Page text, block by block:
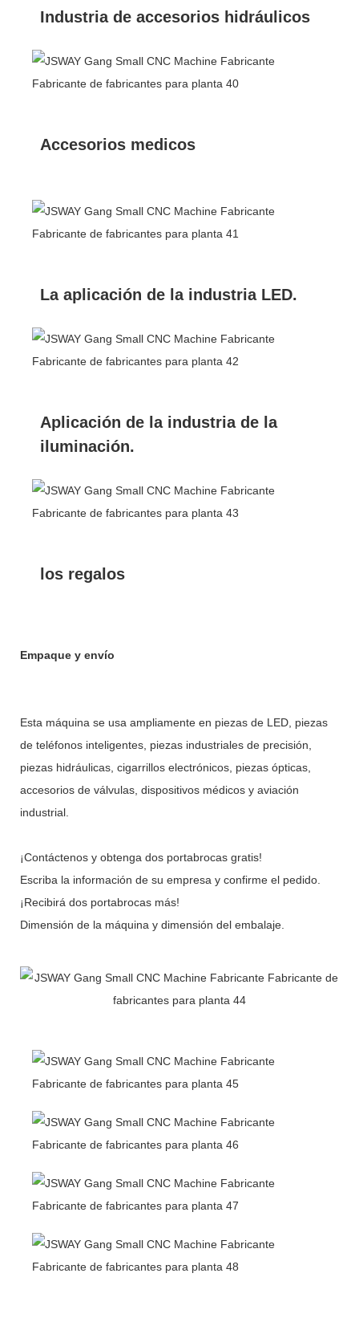
Industria de accesorios hidráulicos
Accesorios medicos
La aplicación de la industria LED.
Aplicación de la industria de la
iluminación.
los regalos
Empaque y envío
Esta máquina se usa ampliamente en piezas de LED, piezas
de teléfonos inteligentes, piezas industriales de precisión,
piezas hidráulicas, cigarrillos electrónicos, piezas ópticas,
accesorios de válvulas, dispositivos médicos y aviación
industrial.
¡Contáctenos y obtenga dos portabrocas gratis!
Escriba la información de su empresa y confirme el pedido.
¡Recibirá dos portabrocas más!
Dimensión de la máquina y dimensión del embalaje.